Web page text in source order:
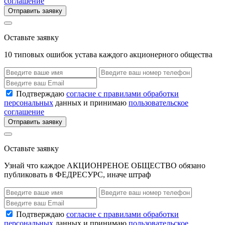
Отправить заявку
Оставьте заявку
10 типовых ошибок устава каждого акционерного общества
Подтверждаю согласие с правилами обработки
персональных данных и принимаю пользовательское
соглашение
Отправить заявку
Оставьте заявку
Узнай что каждое АКЦИОНРЕНОЕ ОБЩЕСТВО обязано
публиковать в ФЕДРЕСУРС, иначе штраф
Подтверждаю согласие с правилами обработки
персональных данных и принимаю пользовательское